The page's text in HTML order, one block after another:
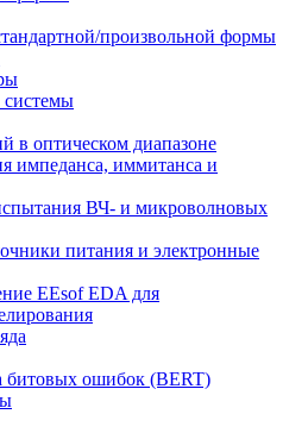
произвольной формы
в оптическом диапазоне
импеданса, иммитанса и
ВЧ- и микроволновых
питания и электронные
EEsof EDA для
битовых ошибок (BERT)